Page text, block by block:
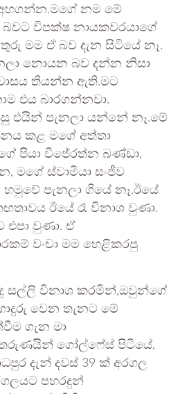
නම මේ
විපක්ෂ නායකවරයාගේ
මම ඒ බව දැන සිටියේ නෑ.
‌නොයන බව දන්න නිසා
තියන්න ඇති.මට
එය බාරගන්නවා.
එයින් පැනලා යන්නේ නෑ.මේ
කළ මගේ අත්තා
පියා විජේරත්න බණ්ඩා,
මගේ ස්වාමියා සංජීව
පැනලා ගියේ නෑ.ඊයේ
ඊයේ රෑ විනාශ වුණා.
එපා වුණා. ඒ
වංචා මම හෙළිකරපු
සල්ලි විනාශ කරමින්,ඔවුන්ගේ
වෙන තැනට මේ
ගැන මා
ගෝල්ෆේස් පිටියේ,
දැන් දවස් 39 ක් අරගල
පහරදුන්